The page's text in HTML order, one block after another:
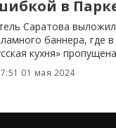
в
Саратова
баннера, где
кухня»
01 мая 2024